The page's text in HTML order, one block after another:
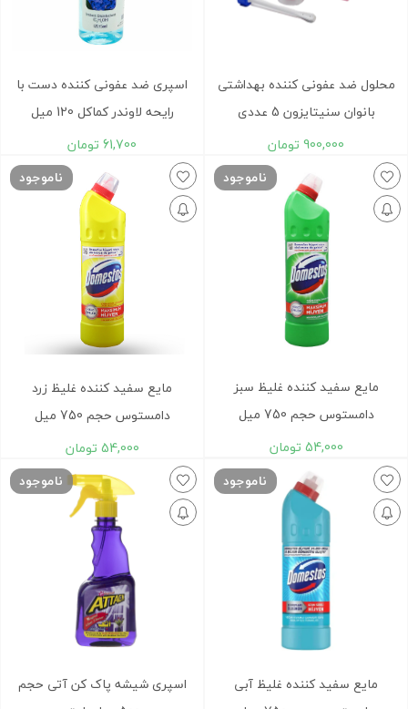
محلول ضد عفونی کننده بهداشتی
بانوان سنیتایزون 5 عددی
900,000 تومان
اسپری ضد عفونی کننده دست با
رایحه لاوندر کماکل 120 میل
61,700 تومان
ناموجود
مایع سفيد کننده غليظ سبز
دامستوس حجم 750 ميل
54,000 تومان
ناموجود
مایع سفيد کننده غليظ زرد
دامستوس حجم 750 ميل
54,000 تومان
ناموجود
مایع سفيد کننده غليظ آبی
ناموجود
اسپری شيشه پاک کن آتی حجم